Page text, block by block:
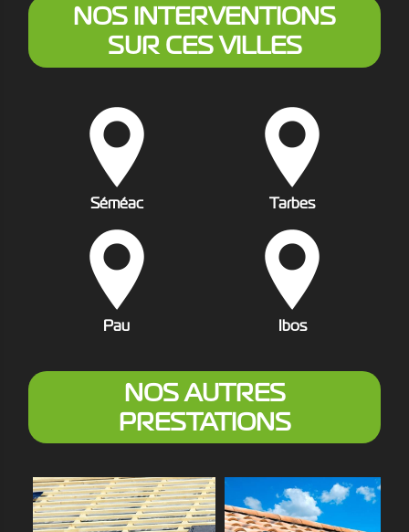
NOS INTERVENTIONS
SUR CES VILLES
Séméac Tarbes
Pau Ibos
NOS AUTRES
PRESTATIONS